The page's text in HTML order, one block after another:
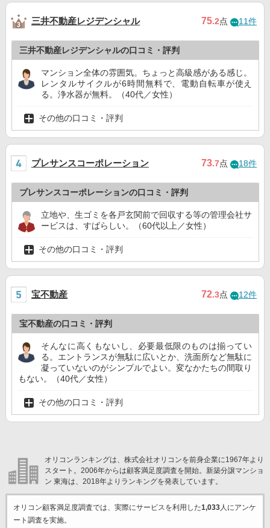
三井不動産レジデンシャル 75.2点 11件
三井不動産レジデンシャルの口コミ・評判
マンション全体の雰囲気。ちょっと高級感がある感じ。
レンタルサイクルが6時間無料で、電動自転車が使え
る。浄水器が無料。（40代／女性）
その他の口コミ・評判
プレサンスコーポレーション 73.7点 18件
プレサンスコーポレーションの口コミ・評判
立地や、生ゴミを各戸玄関前で回収する等の管理会社サ
ービスは、すばらしい。（60代以上／女性）
その他の口コミ・評判
宝不動産 72.3点 12件
宝不動産の口コミ・評判
そんなに高くもないし、必要最低限のものは揃ってい
る。エントランスが無駄に広いとか、洗面所など無駄に
凝っていないのがシンプルでよい。変なかたちの間取り
もない。（40代／女性）
その他の口コミ・評判
オリコンランキングは、株式会社オリコンを前身企業に1967年より
スタート。2006年からは顧客満足度調査を開始。新築分譲マンショ
ン 東海は、2018年よりランキングを発表しています。
オリコン顧客満足度調査では、実際にサービスを利用した1,033人にアンケ
ート調査を実施。